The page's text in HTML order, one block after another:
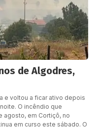
de Algodres,
e voltou a ficar ativo depois
O incêndio que
agosto, em Cortiçô, no
em curso este sábado. O